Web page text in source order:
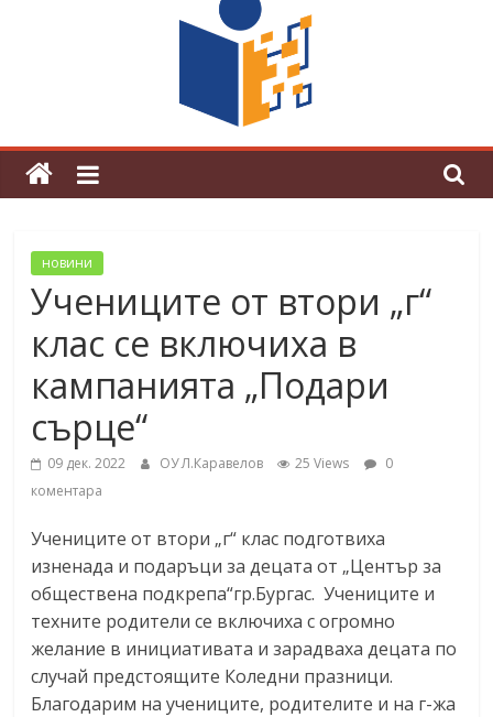
Магията на Андерсен оживя в ОУ
„Любен Каравелов“
новини
Учениците от втори „г“
клас се включиха в
кампанията „Подари
сърце“
09 дек. 2022 ОУ Л.Каравелов 25 Views
0
коментара
Учениците от втори „г“ клас подготвиха
изненада и подаръци за децата от „Център за
обществена подкрепа“гр.Бургас. Учениците и
техните родители се включиха с огромно
желание в инициативата и зарадваха децата по
случай предстоящите Коледни празници.
Благодарим на учениците, родителите и на г-жа